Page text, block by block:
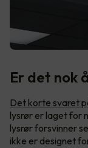
Er det nok
Det korte svaret
lysrør er laget for
lysrør forsvinner
ikke er designet